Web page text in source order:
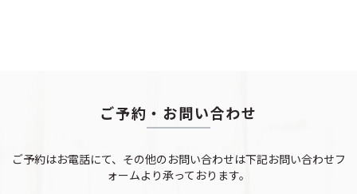
ご予約・お問い合わせ
ご予約はお電話にて、その他のお問い合わせは下記お問い合わせフ
ォームより承っております。